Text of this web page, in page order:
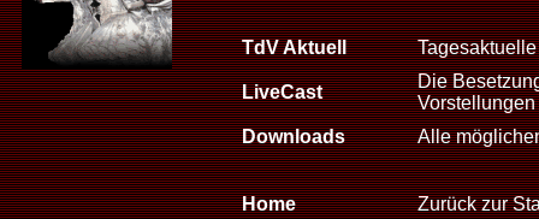
TdV Aktuell
LiveCast
Die
Vorstellungen
Downloads
Alle
Home Zurück zur